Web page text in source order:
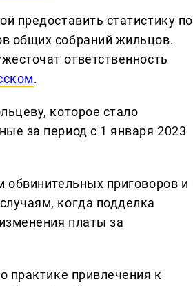
предоставить статистику по
общих собраний жильцов.
ответственность
.
которое стало
за период с 1 января 2023
обвинительных приговоров и
когда подделка
платы за
практике привлечения к